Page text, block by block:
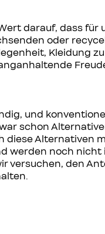
darauf, dass für
oder
Kleidung
und
schon
diese Alternativen
werden noch
versuchen, den